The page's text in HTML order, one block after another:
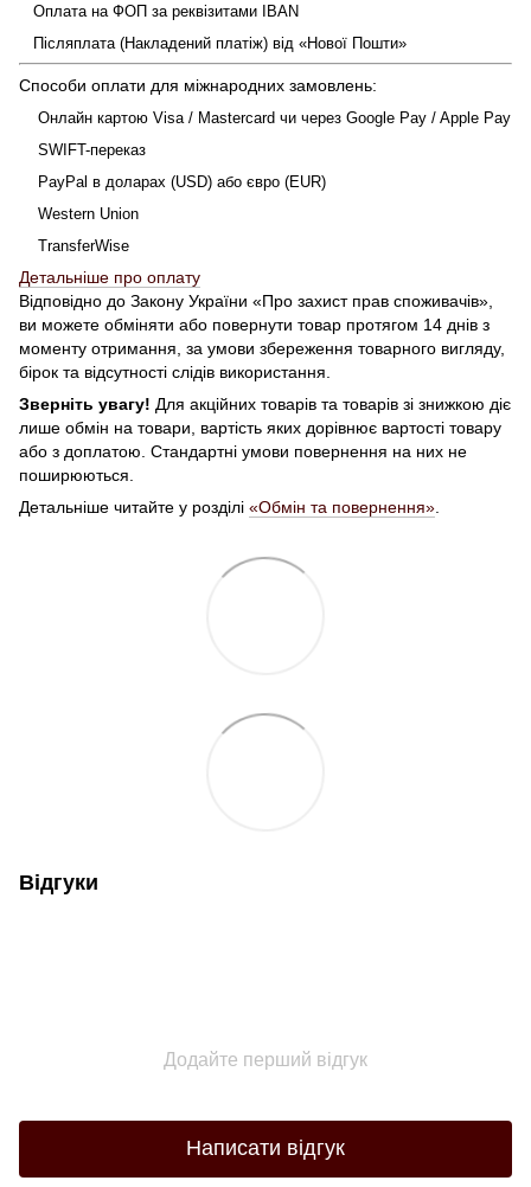
Оплата на ФОП за реквізитами IBAN
Післяплата (Накладений платіж) від «Нової Пошти»
Способи оплати для міжнародних замовлень:
Онлайн картою Visa / Mastercard чи через Google Pay / Apple Pay
SWIFT-переказ
PayPal в доларах (USD) або євро (EUR)
Western Union
TransferWise
Детальніше про оплату
Відповідно до Закону України «Про захист прав споживачів»,
ви можете обміняти або повернути товар протягом 14 днів з
моменту отримання, за умови збереження товарного вигляду,
бірок та відсутності слідів використання.
Зверніть увагу! Для акційних товарів та товарів зі знижкою діє
лише обмін на товари, вартість яких дорівнює вартості товару
або з доплатою. Стандартні умови повернення на них не
поширюються.
Детальніше читайте у розділі «Обмін та повернення»
Відгуки
Додайте перший відгук
Написати відгук